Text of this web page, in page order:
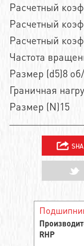
Расчетный
Расчетный
Расчетный
Частота
Размер (d5)8
Граничная
Размер (N)15
RHP